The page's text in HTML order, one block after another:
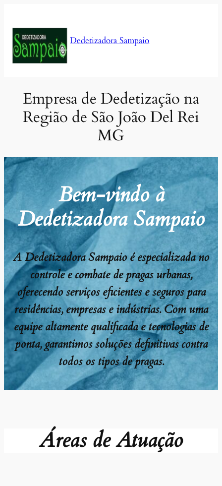
conteúdo
Dedetizadora Sampaio
Empresa de Dedetização na
Região de São João Del Rei
MG
Bem-vindo à
Dedetizadora Sampaio
A Dedetizadora Sampaio é especializada no
controle e combate de pragas urbanas,
oferecendo serviços eficientes e seguros para
residências, empresas e indústrias. Com uma
equipe altamente qualificada e tecnologias de
ponta, garantimos soluções definitivas contra
todos os tipos de pragas.
Áreas de Atuação